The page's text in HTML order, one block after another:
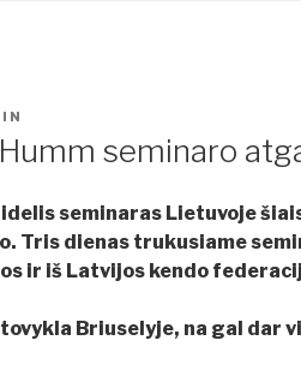
seminaro
seminaras Lietuvoje
Tris dienas trukusiame
ir iš Latvijos kendo
Briuselyje, na gal dar